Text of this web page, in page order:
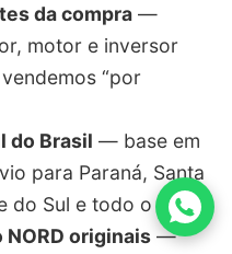
da compra —
motor e inversor
“por
do Brasil — base em
para Paraná, Santa
do Sul e todo o país;
NORD originais —